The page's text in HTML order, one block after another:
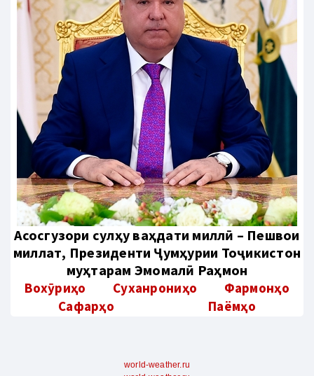
Aсосгузори сулҳу ваҳдати миллӣ – Пешвои
миллат, Президенти Ҷумҳурии Тоҷикистон
муҳтарам Эмомалӣ Раҳмон
Вохӯриҳо Суханрониҳо
Фармонҳо
Сафарҳо
Паёмҳо
world-weather.ru